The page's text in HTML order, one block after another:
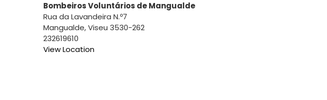
Socorrismo
Bombeiros Voluntários de Mangualde
Rua da Lavandeira N.º7
Mangualde,Viseu 3530-262
232619610
View Location